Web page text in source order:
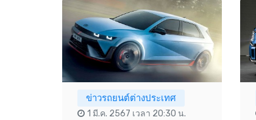
ข่าวรถยนต์ต่างประเทศ
1 มี.ค. 2567 เวลา 20:30 น.